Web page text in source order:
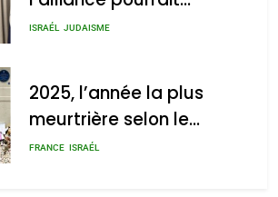
2025, l’année la plus
meurtrière selon le rapport
d’ADL contre
l’antisémitisme
admin 0
rapport d’ADL contre
FRANCE ISRAÉL
FIÈRE, DIGNE ET RÉSILIENTE :
POURQUOI JE REVENDIQUE
MA JUDAÏTE par Thérèse
ISRAÉL JUDAISME